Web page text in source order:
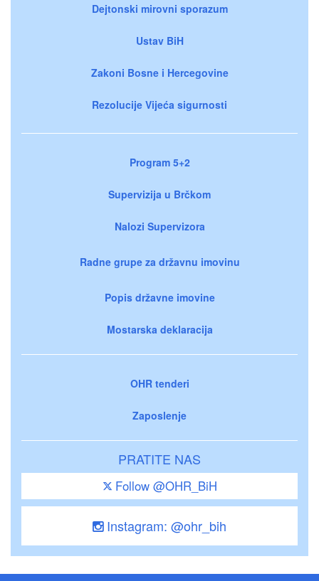
Dejtonski mirovni sporazum
Ustav BiH
Zakoni Bosne i Hercegovine
Rezolucije Vijeća sigurnosti
Program 5+2
Supervizija u Brčkom
Nalozi Supervizora
Radne grupe za državnu imovinu
Popis državne imovine
Mostarska deklaracija
OHR tenderi
Zaposlenje
PRATITE NAS
Follow @OHR_BiH
Instagram: @ohr_bih